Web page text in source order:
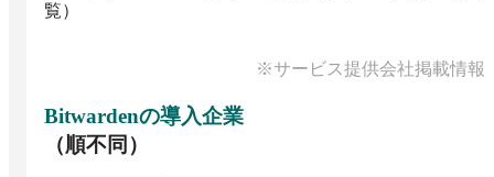
覧）
※サービス提供会社掲載情報
Bitwardenの導入企業
（順不同）